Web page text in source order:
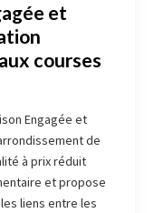
et
courses
Engagée et
de
à prix réduit
et propose
liens entre les